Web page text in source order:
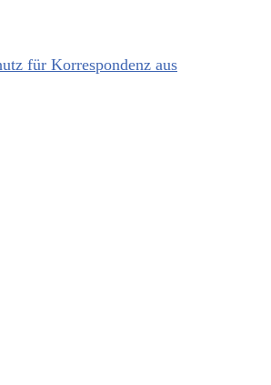
für Korrespondenz aus